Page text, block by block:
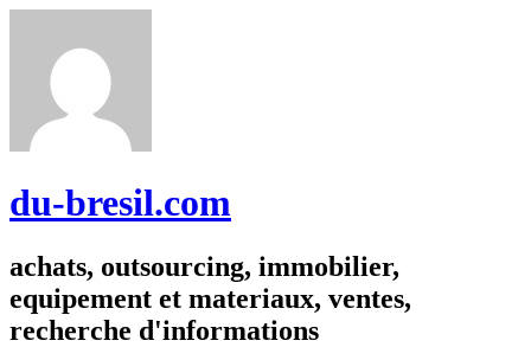
du-bresil.com
achats, outsourcing, immobilier,
equipement et materiaux, ventes,
recherche d'informations